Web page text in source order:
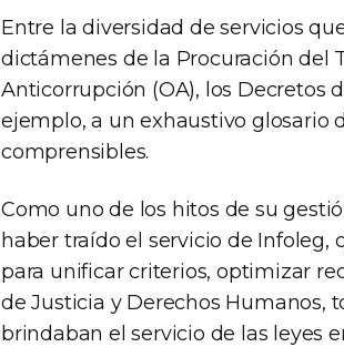
Entre la diversidad de servicios
dictámenes de la Procuración del
Anticorrupción (OA), los Decretos
ejemplo, a un exhaustivo glosario
comprensibles.
Como uno de los hitos de su
haber traído el servicio de
para unificar criterios, optimizar
de Justicia y Derechos Humanos,
brindaban el servicio de las leyes